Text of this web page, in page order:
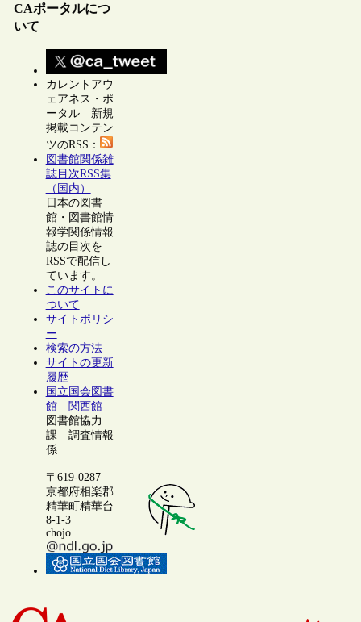
CAポータルにつ
いて
カレントアウ
ェアネス・ポ
ータル 新規
掲載コンテン
ツのRSS：
図書館関係雑
誌目次RSS集
（国内）
日本の図書
館・図書館情
報学関係情報
誌の目次を
RSSで配信し
ています。
このサイトに
ついて
サイトポリシ
ー
検索の方法
サイトの更新
履歴
国立国会図書
館 関西館
図書館協力
課 調査情報
係
〒619-0287
京都府相楽郡
精華町精華台
8-1-3
chojo